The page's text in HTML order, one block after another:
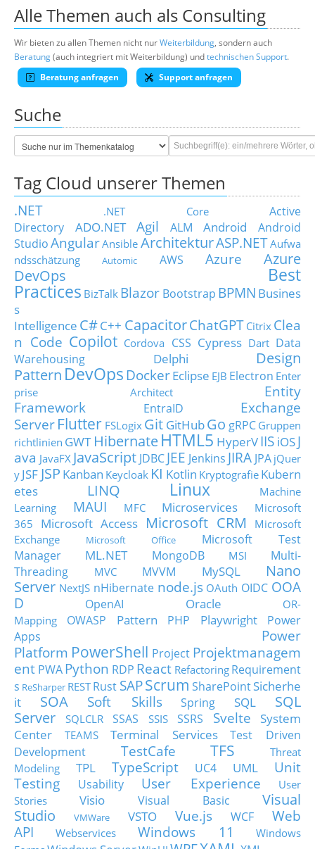
Alle Themen auch als Consulting
Wir bieten zu allen Themen nicht nurWeiterbildung, sondern auch
Beratung(auch integriert mit Weiterbildung) undtechnischen Support.
Beratung anfragen
Support anfragen
Suche
Tag Cloud unserer Themen
.NET .NET Core
Active
Directory
ADO.NET Agil ALM Android
Android
StudioAngularAnsible ArchitekturASP.NETAufwa
ndsschätzung
Automic AWS Azure
Azure
DevOps
Best
Practices BizTalk Blazor Bootstrap BPMN Busines
s
Intelligence C#C++ CapacitorChatGPT Citrix Clea
n Code Copilot Cordova CSS Cypress Dart Data
Warehousing
Delphi
Design
Pattern DevOps DockerEclipse EJB Electron Enter
prise Architect
Entity
Framework
EntraID
Exchange
Server Flutter FSLogix Git GitHubGo gRPC Gruppen
richtlinien GWT HibernateHTML5 HyperVIIS iOSJ
ava JavaFX JavaScript JDBC JEE Jenkins JIRA JPA jQuer
y JSF JSP Kanban Keycloak KI Kotlin Kryptografie Kubern
etes
LINQ Linux
Machine
Learning
MAUI MFC Microservices
Microsoft
365
Microsoft Access Microsoft CRM
Microsoft
Exchange
Microsoft Office
Microsoft Test
Manager
ML.NET MongoDB MSI
Multi-
Threading
MVC MVVM MySQL
Nano
Server NextJS nHibernate node.js OAuth OIDC OOA
D
OpenAI Oracle
OR-
Mapping
OWASP Pattern PHP Playwright
Power
Apps
Power
Platform PowerShell Project Projektmanagem
ent PWA Python RDP React Refactoring Requirement
s ReSharper RESTRust SAPScrum SharePointSicherhe
it
SOA Soft Skills Spring SQL
SQL
Server
SQLCLR SSAS SSIS SSRS Svelte
System
Center
TEAMS Terminal Services
Test Driven
Development
TestCafe TFS
Threat
Modeling
TPL TypeScript UC4 UML
Unit
Testing
Usability User Experience
User
Stories
Visio Visual Basic
Visual
Studio
VMWare VSTO Vue.js WCF
Web
API
Webservices Windows 11
Windows